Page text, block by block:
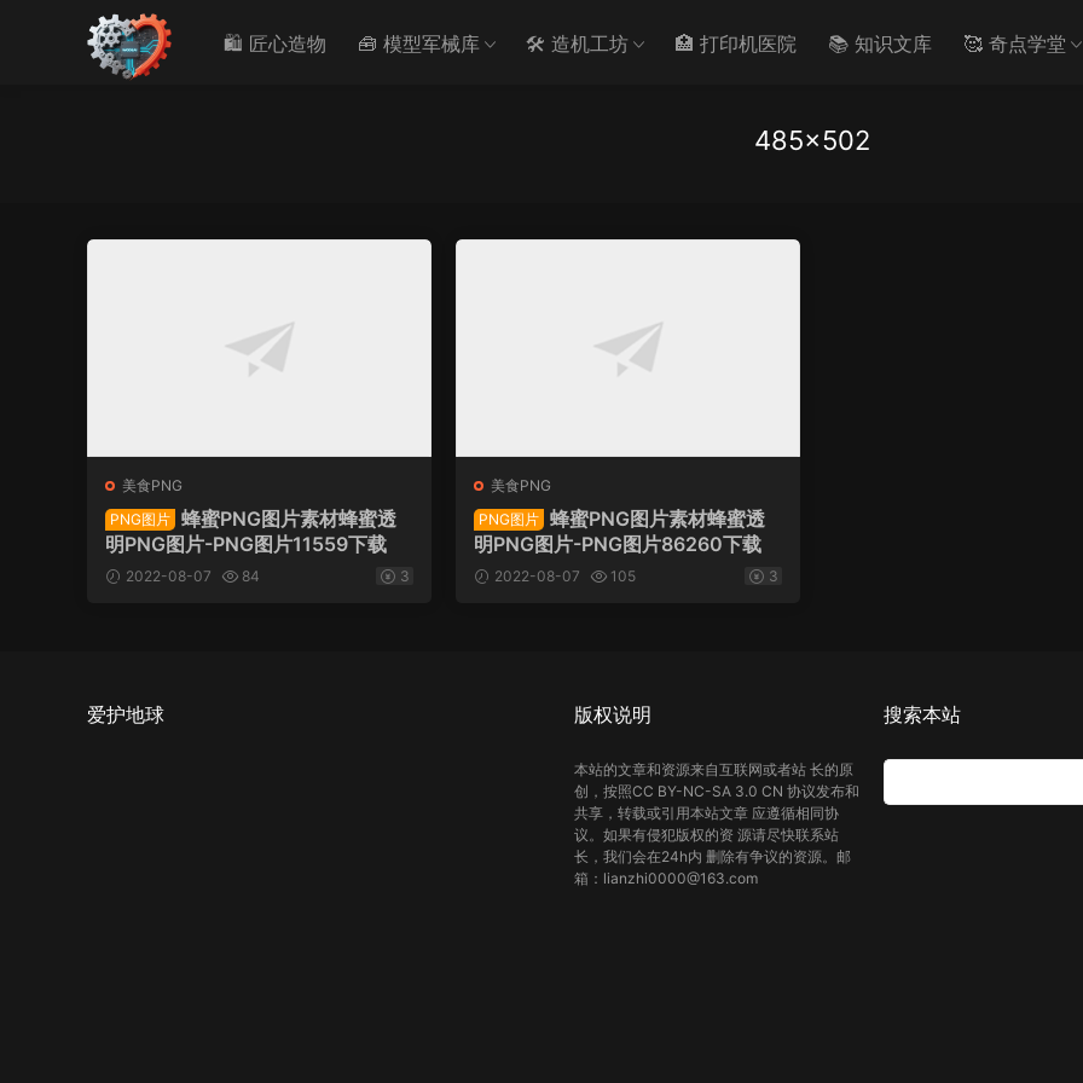
🛍️ 匠心造物 🧰 模型军械库 🛠️ 造机工坊 🏥 打印机医院 📚 知识文库 🥰 奇点学堂
485×502
美食PNG
PNG图片 蜂蜜PNG图片素材蜂蜜透
明PNG图片-PNG图片11559下载
2022-08-07 84 3
美食PNG
PNG图片 蜂蜜PNG图片素材蜂蜜透
明PNG图片-PNG图片86260下载
2022-08-07 105 3
爱护地球 版权说明
本站的文章和资源来自互联网或者站 长的原
创，按照CC BY-NC-SA 3.0 CN 协议发布和
共享，转载或引用本站文章 应遵循相同协
议。如果有侵犯版权的资 源请尽快联系站
长，我们会在24h内 删除有争议的资源。邮
箱：lianzhi0000@163.com
搜索本站